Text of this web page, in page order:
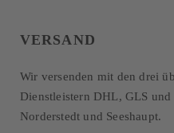
VERSAND
Wir versenden mit den drei
Dienstleistern DHL, GLS
Norderstedt und Seeshaupt.